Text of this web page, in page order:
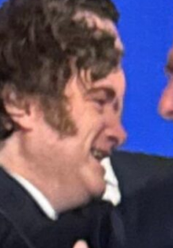
Israel
Israelische Wahlen
die Knesset –